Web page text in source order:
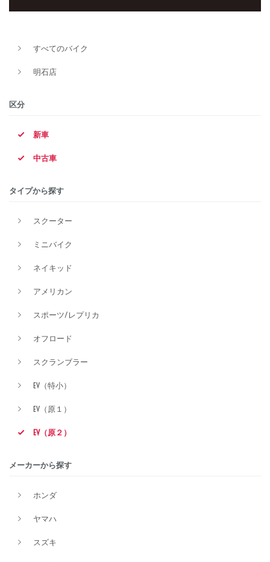
すべてのバイク
明石店
区分
新車
中古車
タイプから探す
スクーター
ミニバイク
ネイキッド
アメリカン
スポーツ/レプリカ
オフロード
スクランブラー
EV（特小）
EV（原１）
EV（原２）
メーカーから探す
ホンダ
ヤマハ
スズキ
新車
タイプ
価格